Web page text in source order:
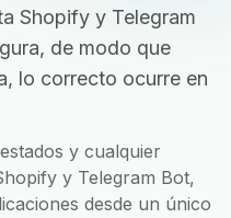
Shopify y Telegram
de modo que
lo correcto ocurre en
y cualquier
y Telegram Bot,
desde un único